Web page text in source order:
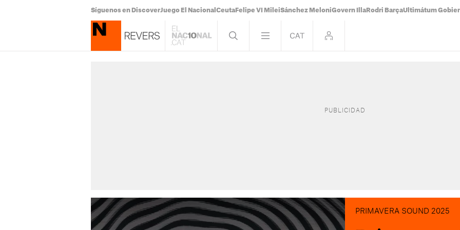
Síguenos en DiscoverJuego El Nacional Ceuta Felipe VI MileiSánchez MeloniGovern Illa Rodri BarçaUltimátum
PRIMAVERA SOUND 2025